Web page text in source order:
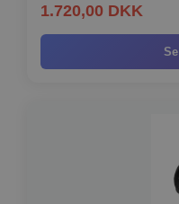
1.720,00 DKK